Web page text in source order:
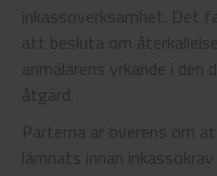
inkassoverksamhet. Det
att besluta om
anmälarens yrkande i den
åtgärd.
Parterna är överens om
lämnats innan